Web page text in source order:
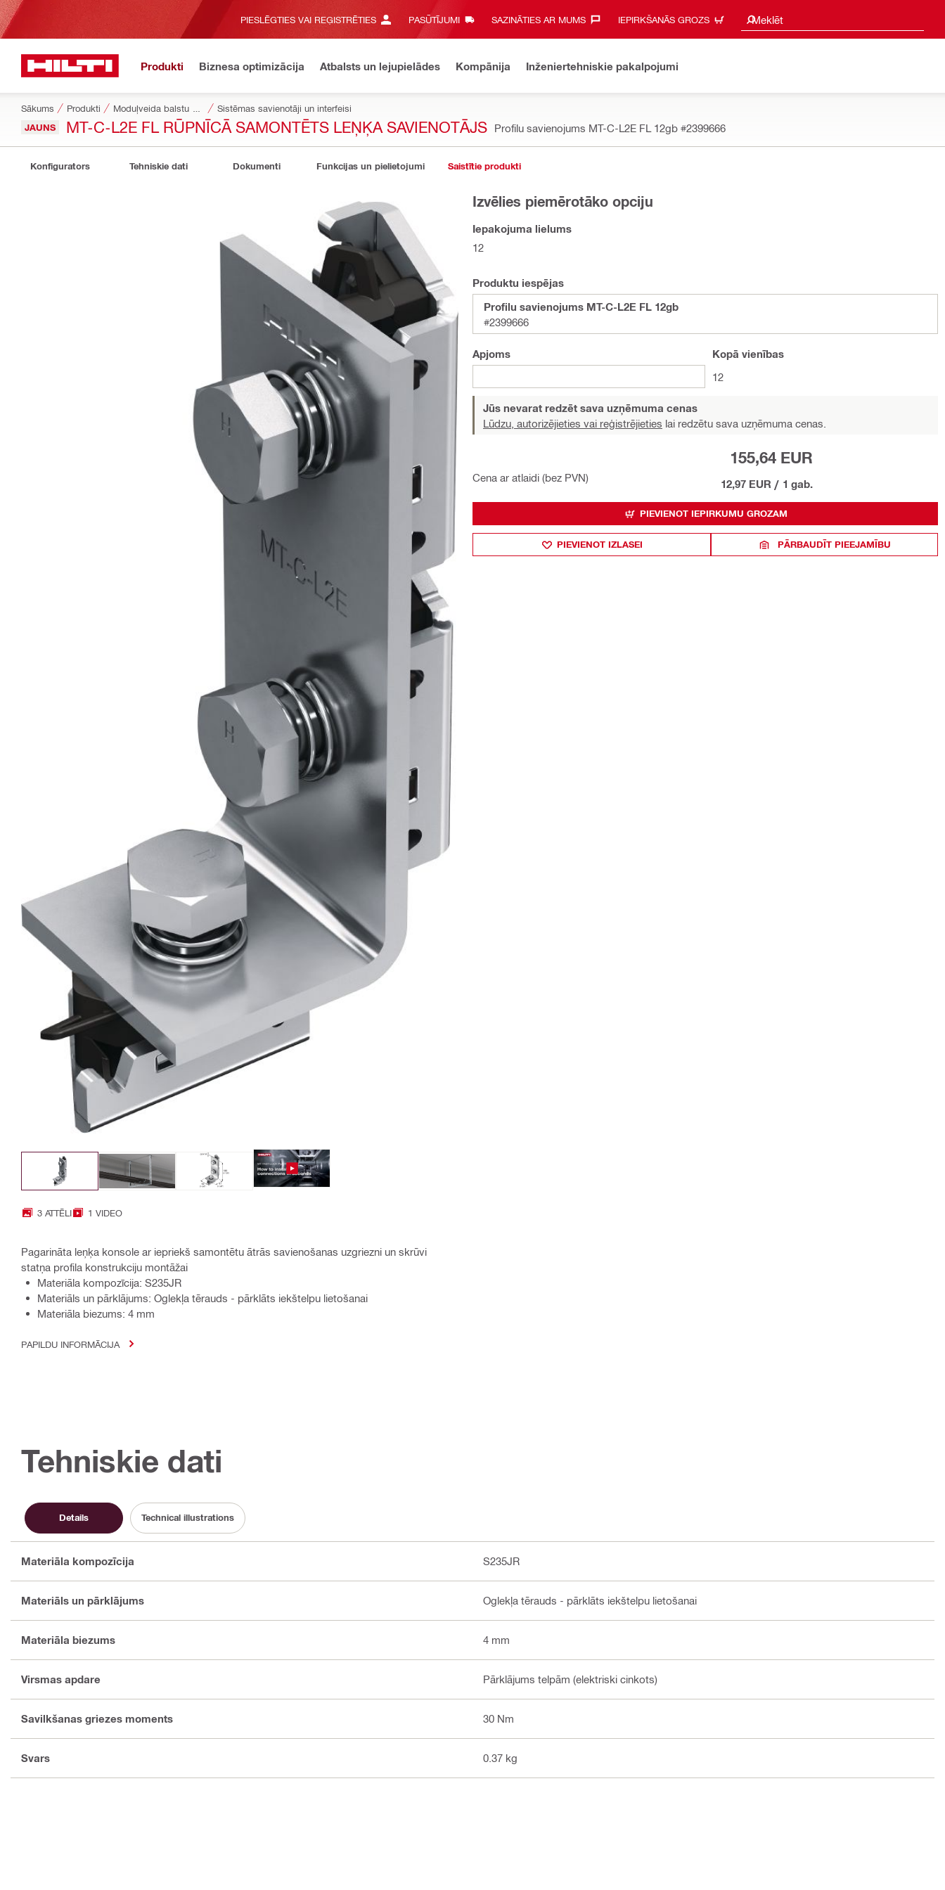
PIESLĒGTIES VAI REĢISTRĒTIES PASŪTĪJUMI SAZINĀTIES AR MUMS‎ IEPIRKŠANĀS GROZS Meklēt
Meklēšanas ieteikumi
Produkti Biznesa optimizācija Atbalsts un lejupielādes Kompānija Inženiertehniskie pakalpojumi
Sākums Produkti Sistēmas savienotāji un interfeisi
JAUNS MT-C-L2E FL RŪPNĪCĀ SAMONTĒTS LEŅĶA SAVIENOTĀJS Profilu savienojums MT-C-L2E FL 12gb #2399666
Konfigurators Tehniskie dati Dokumenti Funkcijas un pielietojumi Saistītie produkti
3 ATTĒLI 1 VIDEO
Pagarināta leņķa konsole ar iepriekš samontētu ātrās savienošanas uzgriezni un skrūvi
statņa profila konstrukciju montāžai
Materiāla kompozīcija: S235JR
Materiāls un pārklājums: Oglekļa tērauds - pārklāts iekštelpu lietošanai
Materiāla biezums: 4 mm
PAPILDU INFORMĀCIJA
Izvēlies piemērotāko opciju
Iepakojuma lielums
12
Produktu iespējas
Profilu savienojums MT-C-L2E FL 12gb
#2399666
Apjoms Kopā vienības
12
Jūs nevarat redzēt sava uzņēmuma cenas
Lūdzu, autorizējieties vai reģistrējieties lai redzētu sava uzņēmuma cenas.
Cena ar atlaidi (bez PVN)
155,64 EUR
12,97 EUR / 1 gab.
PIEVIENOT IEPIRKUMU GROZAM
PIEVIENOT IZLASEI PĀRBAUDĪT PIEEJAMĪBU
Tehniskie dati
Details Technical illustrations
Materiāla kompozīcija S235JR
Materiāls un pārklājums Oglekļa tērauds - pārklāts iekštelpu lietošanai
Materiāla biezums 4 mm
Virsmas apdare Pārklājums telpām (elektriski cinkots)
Savilkšanas griezes moments 30 Nm
Svars 0.37 kg